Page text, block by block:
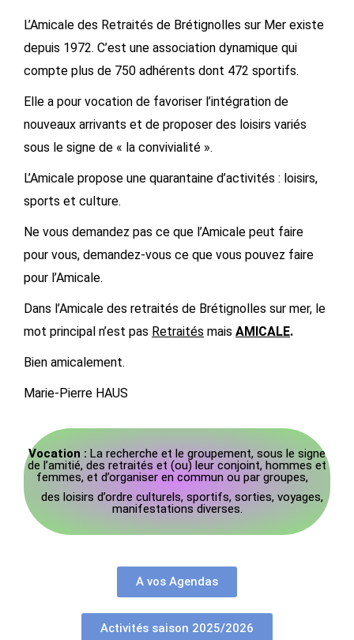
L’Amicale des Retraités de Brétignolles sur Mer existe
depuis 1972. C’est une association dynamique qui
compte plus de 750 adhérents dont 472 sportifs.
Elle a pour vocation de favoriser l’intégration de
nouveaux arrivants et de proposer des loisirs variés
sous le signe de « la convivialité ».
L’Amicale propose une quarantaine d’activités : loisirs,
sports et culture.
Ne vous demandez pas ce que l’Amicale peut faire
pour vous, demandez-vous ce que vous pouvez faire
pour l’Amicale.
Dans l’Amicale des retraités de Brétignolles sur mer, le
mot principal n’est pas Retraités mais AMICALE.
Bien amicalement.
Marie-Pierre HAUS
Vocation : La recherche et le groupement, sous le signe
de l’amitié, des retraités et (ou) leur conjoint, hommes et
femmes, et d’organiser en commun ou par groupes,
des loisirs d’ordre culturels, sportifs, sorties, voyages,
manifestations diverses.
A vos Agendas
Activités saison 2025/2026